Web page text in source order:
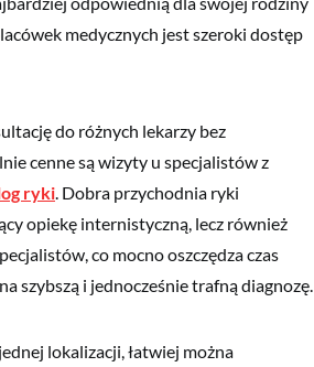
medycznych jest szeroki dostęp
do różnych lekarzy bez
cenne są wizyty u specjalistów z
ryki. Dobra przychodnia ryki
opiekę internistyczną, lecz również
co mocno oszczędza czas
szybszą i jednocześnie trafną diagnozę.
lokalizacji, łatwiej można